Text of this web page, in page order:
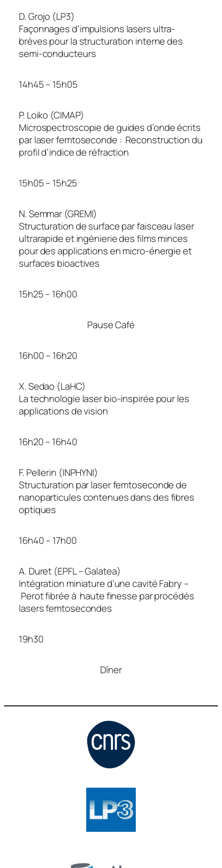
D. Grojo (LP3)
Façonnages d’impulsions lasers ultra-
brèves pour la structuration interne des
semi-conducteurs
14h45 – 15h05
P. Loiko (CIMAP)
Microspectroscopie de guides d’onde écrits
par laser femtoseconde : Reconstruction du
profil d’indice de réfraction
15h05 – 15h25
N. Semmar (GREMI)
Structuration de surface par faisceau laser
ultrarapide et ingénierie des films minces
pour des applications en micro-énergie et
surfaces bioactives
15h25 – 16h00
Pause Café
16h00 – 16h20
X. Sedao (LaHC)
La technologie laser bio-inspirée pour les
applications de vision
16h20 – 16h40
F. Pellerin (INPHYNI)
Structuration par laser femtoseconde de
nanoparticules contenues dans des fibres
optiques
16h40 – 17h00
A. Duret (EPFL – Galatea)
Intégration miniature d’une cavité Fabry –
Perot fibrée à haute finesse par procédés
lasers femtosecondes
19h30
Dîner